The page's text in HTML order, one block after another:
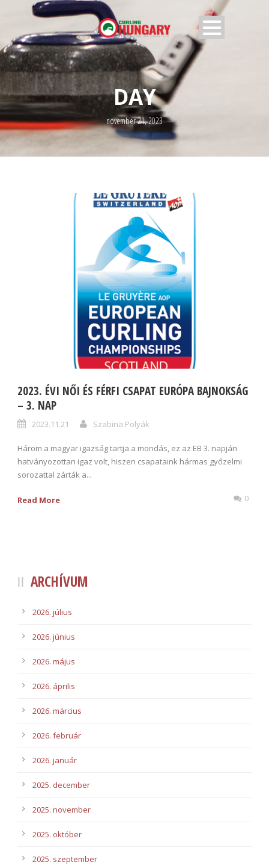
DAY
november 21, 2023
2023. ÉVI NŐI ÉS FÉRFI CSAPAT EURÓPA BAJNOKSÁG
– 3. NAP
2023.11.21 Szabina Polyák
Három a magyar igazság tartja a mondás, ez az EB 3. napján
hatványozottan igaz volt, hiszen csapataink hármas győzelmi
sorozattal zárták a...
Read More 0
ARCHÍVUM
2026. július
2026. június
2026. május
2026. április
2026. március
2026. február
2026. január
2025. december
2025. november
2025. október
2025. szeptember